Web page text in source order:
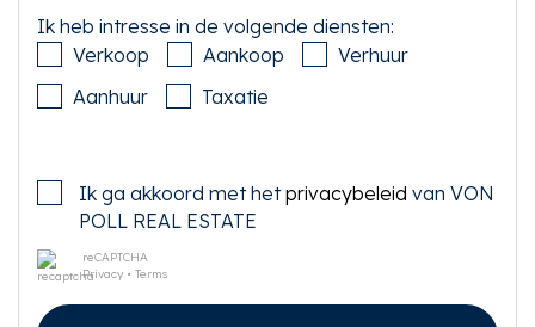
Ik heb intresse in de volgende diensten:
Verkoop
Aankoop
Verhuur
Aanhuur
Taxatie
Ik ga akkoord met hetprivacybeleid van VON
POLL REAL ESTATE
reCAPTCHA
Privacy • Terms